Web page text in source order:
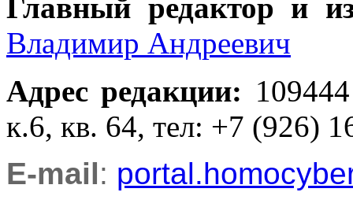
Главный редактор и
Владимир Андреевич
Адрес редакции:
к.6, кв. 64, тел: +7 (926)
E-mail: